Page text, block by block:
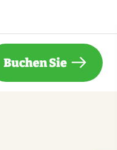
Buchen Sie